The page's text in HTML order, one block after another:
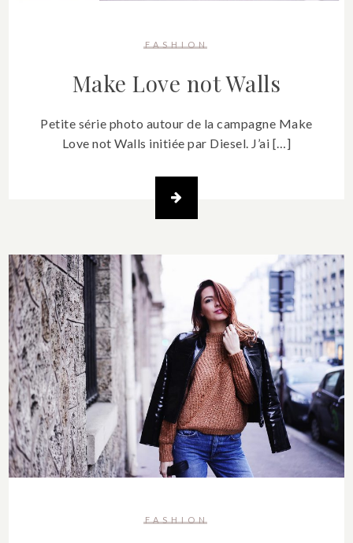
FASHION
Make Love not Walls
Petite série photo autour de la campagne Make
Love not Walls initiée par Diesel. J’ai […]
FASHION